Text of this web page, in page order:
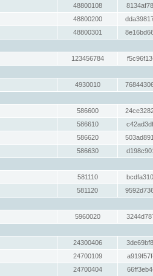
48800108
48800200
48800301
123456784
4930010
586600
586610
586620
586630
581110
581120
5960020
24300406
24700109
24700404